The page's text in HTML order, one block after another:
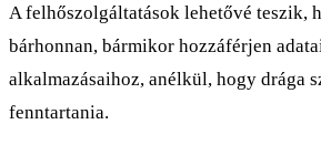
A felhőszolgáltatások lehetővé teszik,
bárhonnan, bármikor hozzáférjen
alkalmazásaihoz, anélkül, hogy drága
fenntartania.